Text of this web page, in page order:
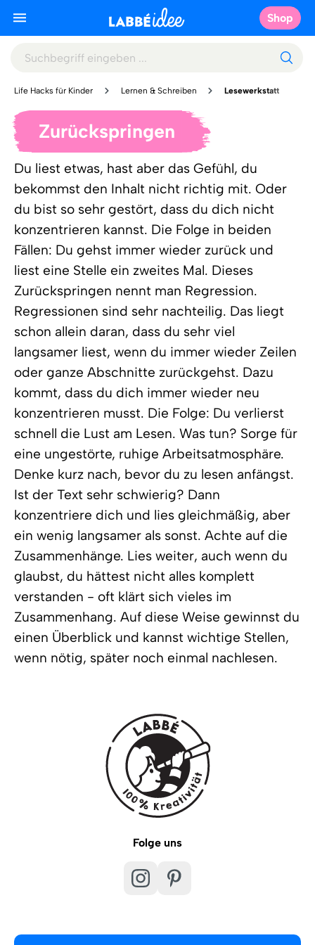
Shop
Life Hacks für Kinder Lernen & Schreiben Lesewerkstatt
Zurückspringen
Du liest etwas, hast aber das Gefühl, du
bekommst den Inhalt nicht richtig mit. Oder
du bist so sehr gestört, dass du dich nicht
konzentrieren kannst. Die Folge in beiden
Fällen: Du gehst immer wieder zurück und
liest eine Stelle ein zweites Mal. Dieses
Zurückspringen nennt man Regression.
Regressionen sind sehr nachteilig. Das liegt
schon allein daran, dass du sehr viel
langsamer liest, wenn du immer wieder Zeilen
oder ganze Abschnitte zurückgehst. Dazu
kommt, dass du dich immer wieder neu
konzentrieren musst. Die Folge: Du verlierst
schnell die Lust am Lesen. Was tun? Sorge für
eine ungestörte, ruhige Arbeitsatmosphäre.
Denke kurz nach, bevor du zu lesen anfängst.
Ist der Text sehr schwierig? Dann
konzentriere dich und lies gleichmäßig, aber
ein wenig langsamer als sonst. Achte auf die
Zusammenhänge. Lies weiter, auch wenn du
glaubst, du hättest nicht alles komplett
verstanden - oft klärt sich vieles im
Zusammenhang. Auf diese Weise gewinnst du
einen Überblick und kannst wichtige Stellen,
wenn nötig, später noch einmal nachlesen.
Folge uns